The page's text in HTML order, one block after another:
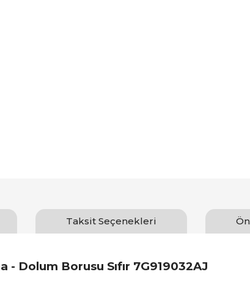
Taksit Seçenekleri
Dolum Borusu Sıfır 7G919032AJ